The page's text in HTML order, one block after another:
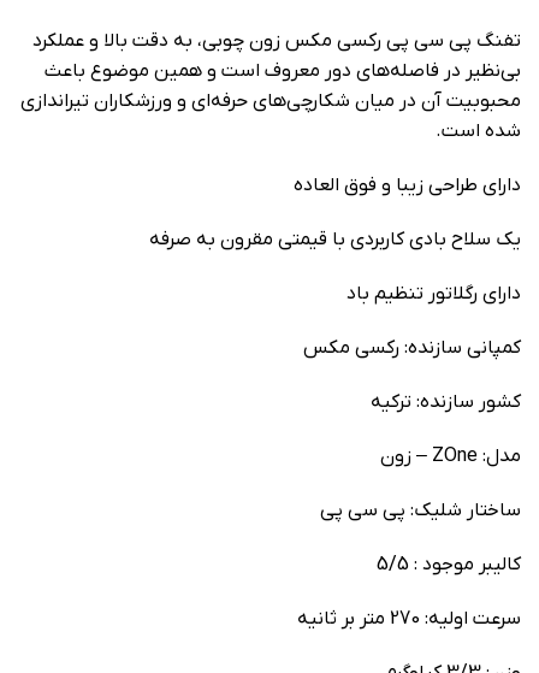
تفنگ پی سی پی رکسی مکس زون چوبی، به دقت بالا و عملکرد
بی‌نظیر در فاصله‌های دور معروف است و همین موضوع باعث
محبوبیت آن در میان شکارچی‌های حرفه‌ای و ورزشکاران تیراندازی
شده است.
دارای طراحی زیبا و فوق العاده
یک سلاح بادی کاربردی با قیمتی مقرون به صرفه
دارای رگلاتور تنظیم باد
کمپانی سازنده: رکسی مکس
کشور سازنده: ترکیه
مدل: ZOne – زون
ساختار شلیک: پی سی پی
کالیبر موجود : 5/5
سرعت اولیه: 270 متر بر ثانیه